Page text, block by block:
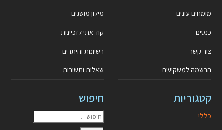
מומחים עונים
כנסים
צור קשר
הרשמה למשקיעים
מילון מושגים
קוד אתי לזכיינות
רשיונות והיתרים
שאלות ותשובות
קטגוריות
כללי
חיפוש